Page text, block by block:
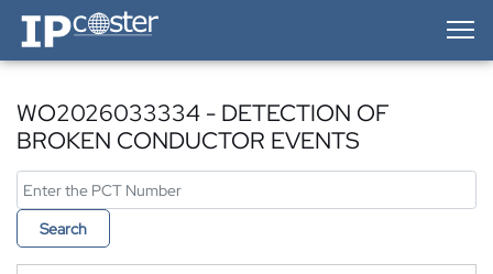
IP-Coster — Home
WO2026033334 - DETECTION OF
BROKEN CONDUCTOR EVENTS
Search